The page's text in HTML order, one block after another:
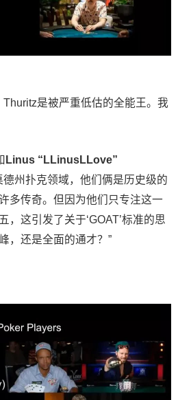
Thuritz是被严重低估的全能王。我
Linus “LLinusLLove”
州扑克领域，他们俩是历史级的
多传奇。但因为他们只专注这一
，这引发了关于‘GOAT’标准的思
，还是全面的通才？”